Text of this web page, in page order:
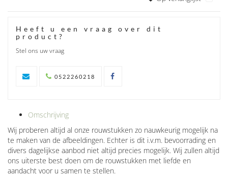
Heeft u een vraag over dit
product?
Stel ons uw vraag
0522260218
Omschrijving
Wij proberen altijd al onze rouwstukken zo nauwkeurig mogelijk na
te maken van de afbeeldingen. Echter is dit i.v.m. bevoorrading en
divers dagelijkse aanbod niet altijd precies mogelijk. Wij zullen altijd
ons uiterste best doen om de rouwstukken met liefde en
aandacht voor u samen te stellen.